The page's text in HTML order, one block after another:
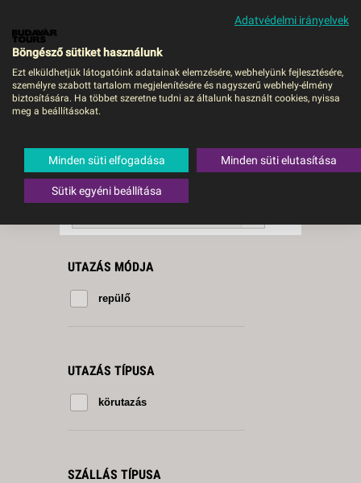
MENÜ
Furnas
megfelelő utazásttaláltunk.
A keresővel tovább szűkítheti a
találati listát!
RENDEZÉS:
UTAZÁS MÓDJA
repülő
UTAZÁS TÍPUSA
körutazás
SZÁLLÁS TÍPUSA
Adatvédelmi irányelvek
Böngésző sütiket használunk
Ezt elküldhetjük látogatóink adatainak elemzésére, webhelyünk fejlesztésére,
személyre szabott tartalom megjelenítésére és nagyszerű webhely-élmény
biztosítására. Ha többet szeretne tudni az általunk használt cookies, nyissa
meg a beállításokat.
Minden süti elfogadása Minden süti elutasítása
Sütik egyéni beállítása